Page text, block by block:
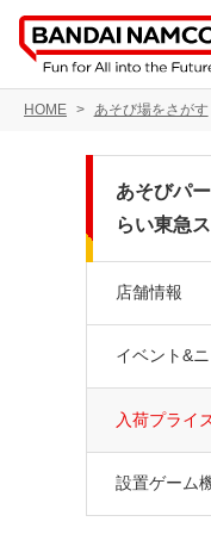
HOME あそび場をさがす
あそびパ
らい東急
店舗情報
イベント&
入荷プライ
設置ゲーム